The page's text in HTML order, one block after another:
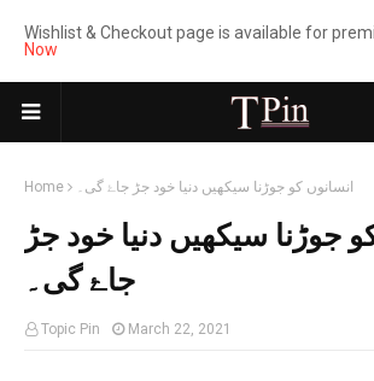
Wishlist & Checkout page is available for
Now
Home انسانوں کو جوڑنا سیکھیں دنیا خود جڑ جاۓ گی۔
جوڑنا سیکھیں دنیا خود جڑ
جاۓ گی۔
Topic Pin March 22, 2021